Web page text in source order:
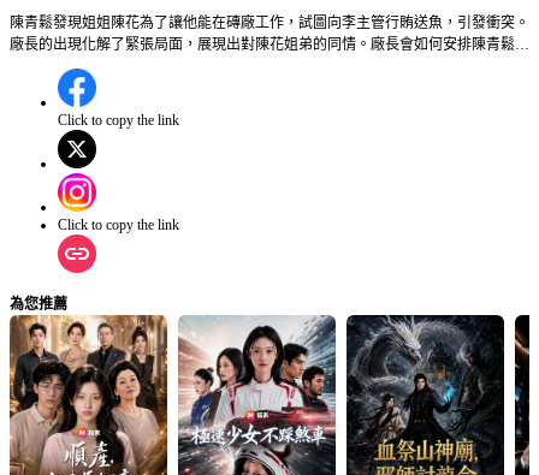
陳青鬆發現姐姐陳花為了讓他能在磚廠工作，試圖向李主管行賄送魚，引發衝突。
廠長的出現化解了緊張局面，展現出對陳花姐弟的同情。廠長會如何安排陳青鬆的
Click to copy the link
Click to copy the link
為您推薦